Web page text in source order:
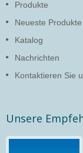
Produkte
Neueste Produkte
Katalog
Nachrichten
Kontaktieren Sie
Unsere